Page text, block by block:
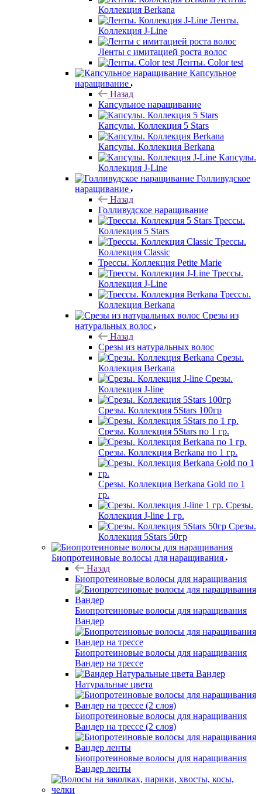
Коллекция Berkana
Ленты.
Коллекция J-Line
Ленты с имитацией роста волос
Ленты. Color test
Капсульное
наращивание
Назад
Капсульное наращивание
Капсулы. Коллекция 5 Stars
Капсулы. Коллекция Berkana
Капсулы.
Коллекция J-Line
Голливудское
наращивание
Назад
Голливудское наращивание
Трессы.
Коллекция 5 Stars
Трессы.
Коллекция Classic
Трессы. Коллекция Petite Marie
Трессы.
Коллекция J-Line
Трессы.
Коллекция Berkana
Срезы из
натуральных волос
Назад
Срезы из натуральных волос
Срезы.
Коллекция Berkana
Срезы.
Коллекция J-line
Срезы. Коллекция 5Stars 100гр
Срезы. Коллекция 5Stars по 1 гр.
Срезы. Коллекция Berkana по 1 гр.
Срезы. Коллекция Berkana Gold по 1
гр.
Срезы.
Коллекция J-line 1 гр.
Срезы.
Коллекция 5Stars 50гр
Биопротеиновые волосы для наращивания
Назад
Биопротеиновые волосы для наращивания
Биопротеиновые волосы для наращивания
Вандер
Биопротеиновые волосы для наращивания
Вандер на трессе
Вандер
Натуральные цвета
Биопротеиновые волосы для наращивания
Вандер на трессе (2 слоя)
Биопротеиновые волосы для наращивания
Вандер ленты